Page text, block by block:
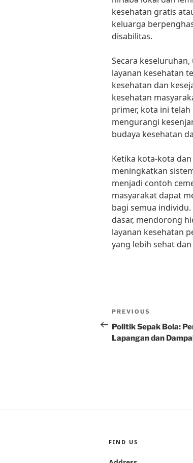
kesehatan gratis
keluarga
disabilitas.
Secara
layanan kesehatan
kesehatan dan
kesehatan
primer, kota ini
mengurangi
budaya kesehatan
Ketika kota-kota
meningkatkan
menjadi contoh
masyarakat dapat
bagi semua
dasar, mendorong
layanan kesehatan
yang lebih sehat
Post
navigation
Previous
Post
PREVIOUS
Politik Sepak Bola:
Lapangan dan
FIND US